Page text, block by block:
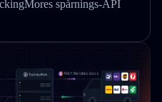
spårnings-API